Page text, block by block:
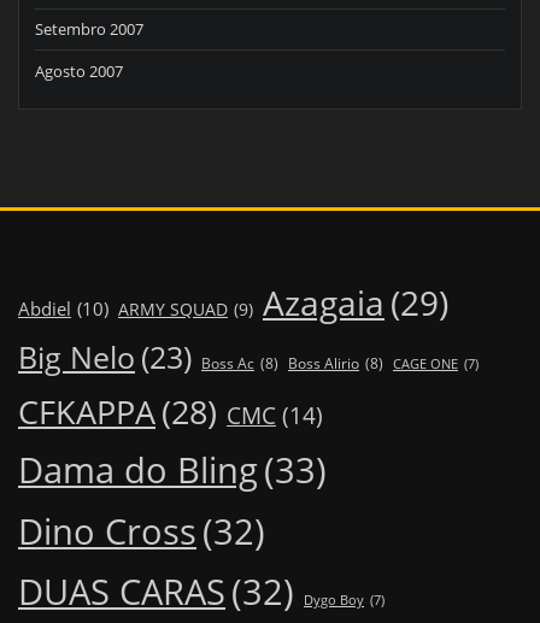
Setembro 2007
Agosto 2007
Abdiel (10) ARMY SQUAD (9) Azagaia (29)
Big Nelo (23) Boss Ac (8) Boss Alirio (8) CAGE ONE (7)
CFKAPPA(28) CMC (14)
Dama do Bling(33)
Dino Cross(32)
DUAS CARAS(32) Dygo Boy (7)